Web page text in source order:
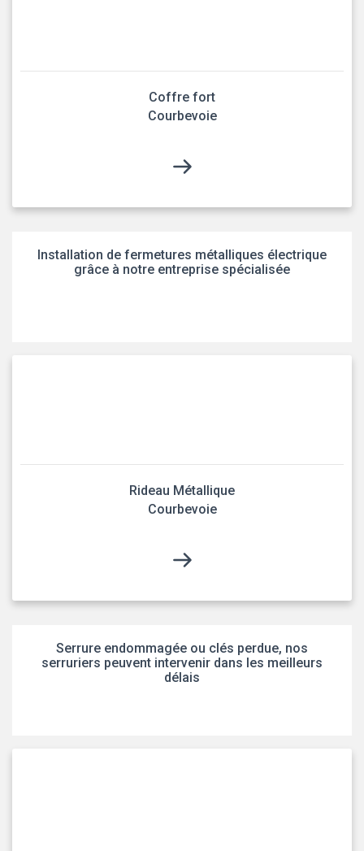
Coffre fort
Courbevoie
Installation de fermetures métalliques électrique
grâce à notre entreprise spécialisée
Rideau Métallique
Courbevoie
Serrure endommagée ou clés perdue, nos
serruriers peuvent intervenir dans les meilleurs
délais